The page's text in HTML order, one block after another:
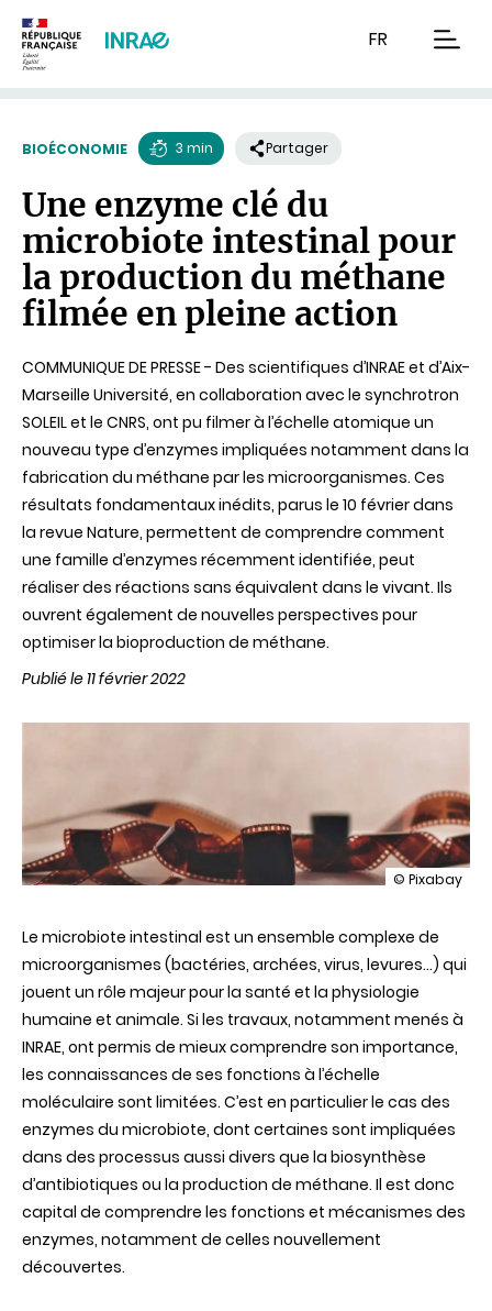
FR
BIOÉCONOMIE
de
lecture
3 min Partager
Une enzyme clé du
microbiote intestinal pour
la production du méthane
filmée en pleine action
COMMUNIQUE DE PRESSE - Des scientifiques d’INRAE et d’Aix-
Marseille Université, en collaboration avec le synchrotron
SOLEIL et le CNRS, ont pu filmer à l’échelle atomique un
nouveau type d’enzymes impliquées notamment dans la
fabrication du méthane par les microorganismes. Ces
résultats fondamentaux inédits, parus le 10 février dans
la revue Nature, permettent de comprendre comment
une famille d’enzymes récemment identifiée, peut
réaliser des réactions sans équivalent dans le vivant. Ils
ouvrent également de nouvelles perspectives pour
optimiser la bioproduction de méthane.
Publié le 11 février 2022
illustration
clé
microbiote
intestinal
la
production
filmée
en
pleine
action
© Pixabay
Le microbiote intestinal est un ensemble complexe de
microorganismes (bactéries, archées, virus, levures…) qui
jouent un rôle majeur pour la santé et la physiologie
humaine et animale. Si les travaux, notamment menés à
INRAE, ont permis de mieux comprendre son importance,
les connaissances de ses fonctions à l’échelle
moléculaire sont limitées. C’est en particulier le cas des
enzymes du microbiote, dont certaines sont impliquées
dans des processus aussi divers que la biosynthèse
d’antibiotiques ou la production de méthane. Il est donc
capital de comprendre les fonctions et mécanismes des
enzymes, notamment de celles nouvellement
découvertes.